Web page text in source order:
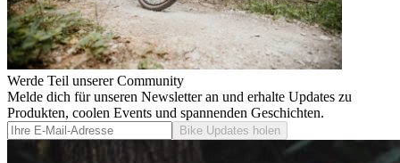
Werde Teil unserer Community
Melde dich für unseren Newsletter an und erhalte Updates zu
Produkten, coolen Events und spannenden Geschichten.
Bike Updates holen